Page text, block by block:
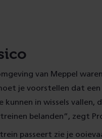
van Meppel
je voorstellen dat
kunnen in wissels
belanden”, zegt
passeert zie je